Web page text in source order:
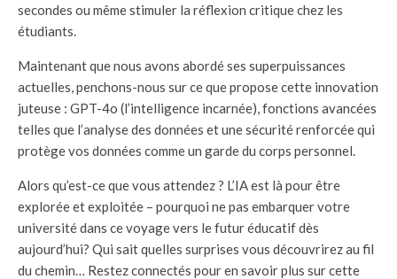
secondes ou même stimuler la réflexion critique chez les
étudiants.
Maintenant que nous avons abordé ses superpuissances
actuelles, penchons-nous sur ce que propose cette innovation
juteuse : GPT-4o (l’intelligence incarnée), fonctions avancées
telles que l’analyse des données et une sécurité renforcée qui
protège vos données comme un garde du corps personnel.
Alors qu’est-ce que vous attendez ? L’IA est là pour être
explorée et exploitée – pourquoi ne pas embarquer votre
université dans ce voyage vers le futur éducatif dès
aujourd’hui? Qui sait quelles surprises vous découvrirez au fil
du chemin… Restez connectés pour en savoir plus sur cette